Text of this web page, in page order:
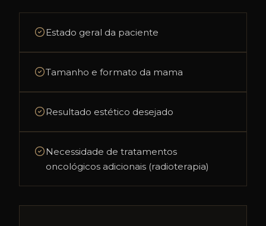
Estado geral da paciente
Tamanho e formato da mama
Resultado estético desejado
Necessidade de tratamentos
oncológicos adicionais (radioterapia)